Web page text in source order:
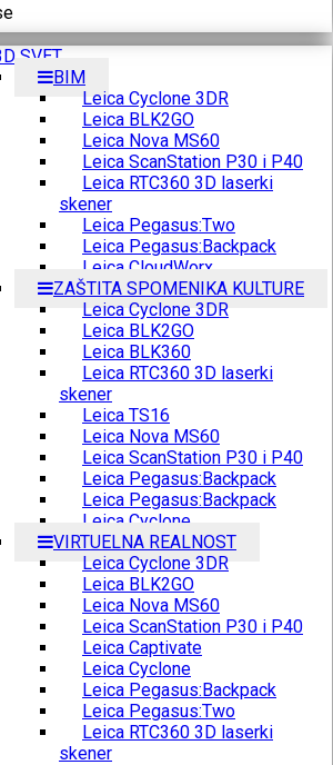
SVET
BIM
Leica Cyclone 3DR
Leica BLK2GO
Leica Nova MS60
Leica ScanStation P30 i P40
Leica RTC360 3D laserki
skener
Leica Pegasus:Two
Leica Pegasus:Backpack
Leica CloudWorx
ZAŠTITA SPOMENIKA KULTURE
Leica Cyclone 3DR
Leica BLK2GO
Leica BLK360
Leica RTC360 3D laserki
skener
Leica TS16
Leica Nova MS60
Leica ScanStation P30 i P40
Leica Pegasus:Backpack
Leica Pegasus:Backpack
Leica Cyclone
VIRTUELNA REALNOST
Leica Cyclone 3DR
Leica BLK2GO
Leica Nova MS60
Leica ScanStation P30 i P40
Leica Captivate
Leica Cyclone
Leica Pegasus:Backpack
Leica Pegasus:Two
Leica RTC360 3D laserki
skener